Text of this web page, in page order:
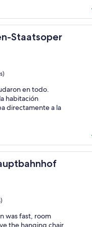
Staatsoper
en todo.
habitación
directamente a la
was fast, room
the hanging chair